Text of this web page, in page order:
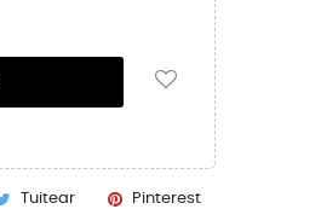
Tuitear Pinterest